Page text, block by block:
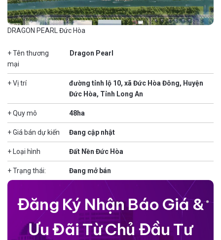
DRAGON PEARL Đức Hòa
+ Tên thương
mại
Dragon Pearl
+ Vị trí
đường tỉnh lộ 10, xã Đức Hòa Đông, Huyện
Đức Hòa, Tỉnh Long An
+ Quy mô 48ha
+ Giá bán dự kiến Đang cập nhật
+ Loại hình Đất Nền Đức Hòa
+ Trạng thái: Đang mở bán
Đăng Ký Nhận Báo Giá &
Ưu Đãi Từ Chủ Đầu Tư